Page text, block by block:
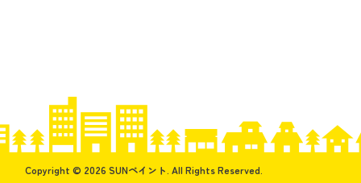
Copyright © 2026 SUNペイント. All Rights Reserved.